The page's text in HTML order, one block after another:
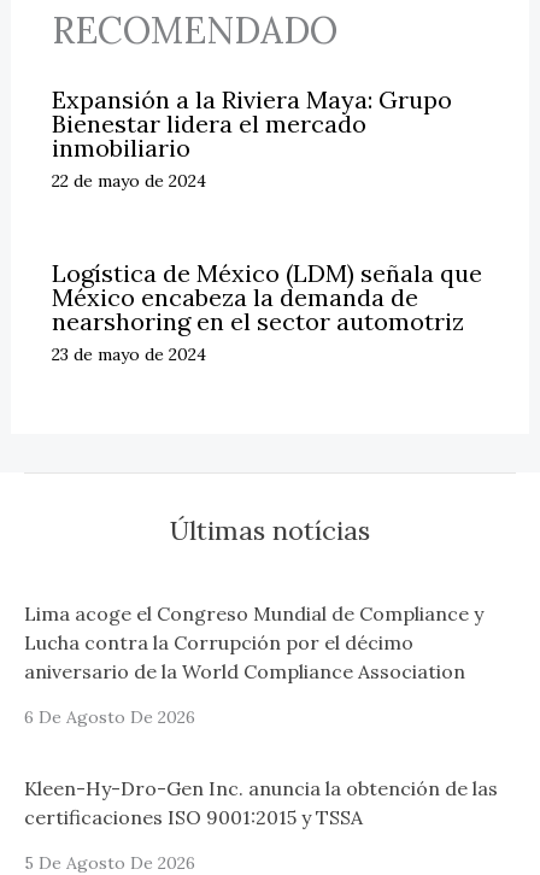
RECOMENDADO
Expansión a la Riviera Maya: Grupo
Bienestar lidera el mercado
inmobiliario
22 de mayo de 2024
Logística de México (LDM) señala que
México encabeza la demanda de
nearshoring en el sector automotriz
23 de mayo de 2024
Últimas notícias
Lima acoge el Congreso Mundial de Compliance y
Lucha contra la Corrupción por el décimo
aniversario de la World Compliance Association
6 De Agosto De 2026
Kleen-Hy-Dro-Gen Inc. anuncia la obtención de las
certificaciones ISO 9001:2015 y TSSA
5 De Agosto De 2026